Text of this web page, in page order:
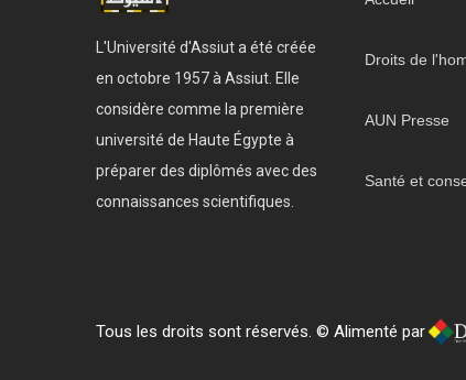
L'Université d'Assiut a été créée
en octobre 1957 à Assiut. Elle
considère comme la première
université de Haute Égypte à
préparer des diplômés avec des
connaissances scientifiques.
Droits de
AUN Presse
Santé et
Tous les droits sont réservés. © Alimenté par